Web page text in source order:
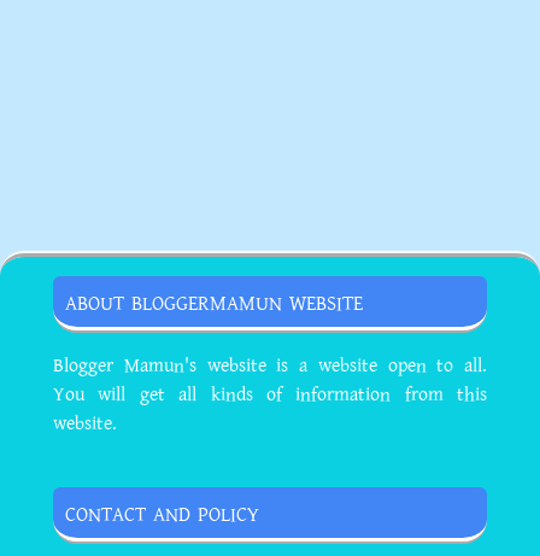
ABOUT BLOGGERMAMUN WEBSITE
Blogger Mamun's website is a website open to all.
You will get all kinds of information from this
website.
CONTACT AND POLICY